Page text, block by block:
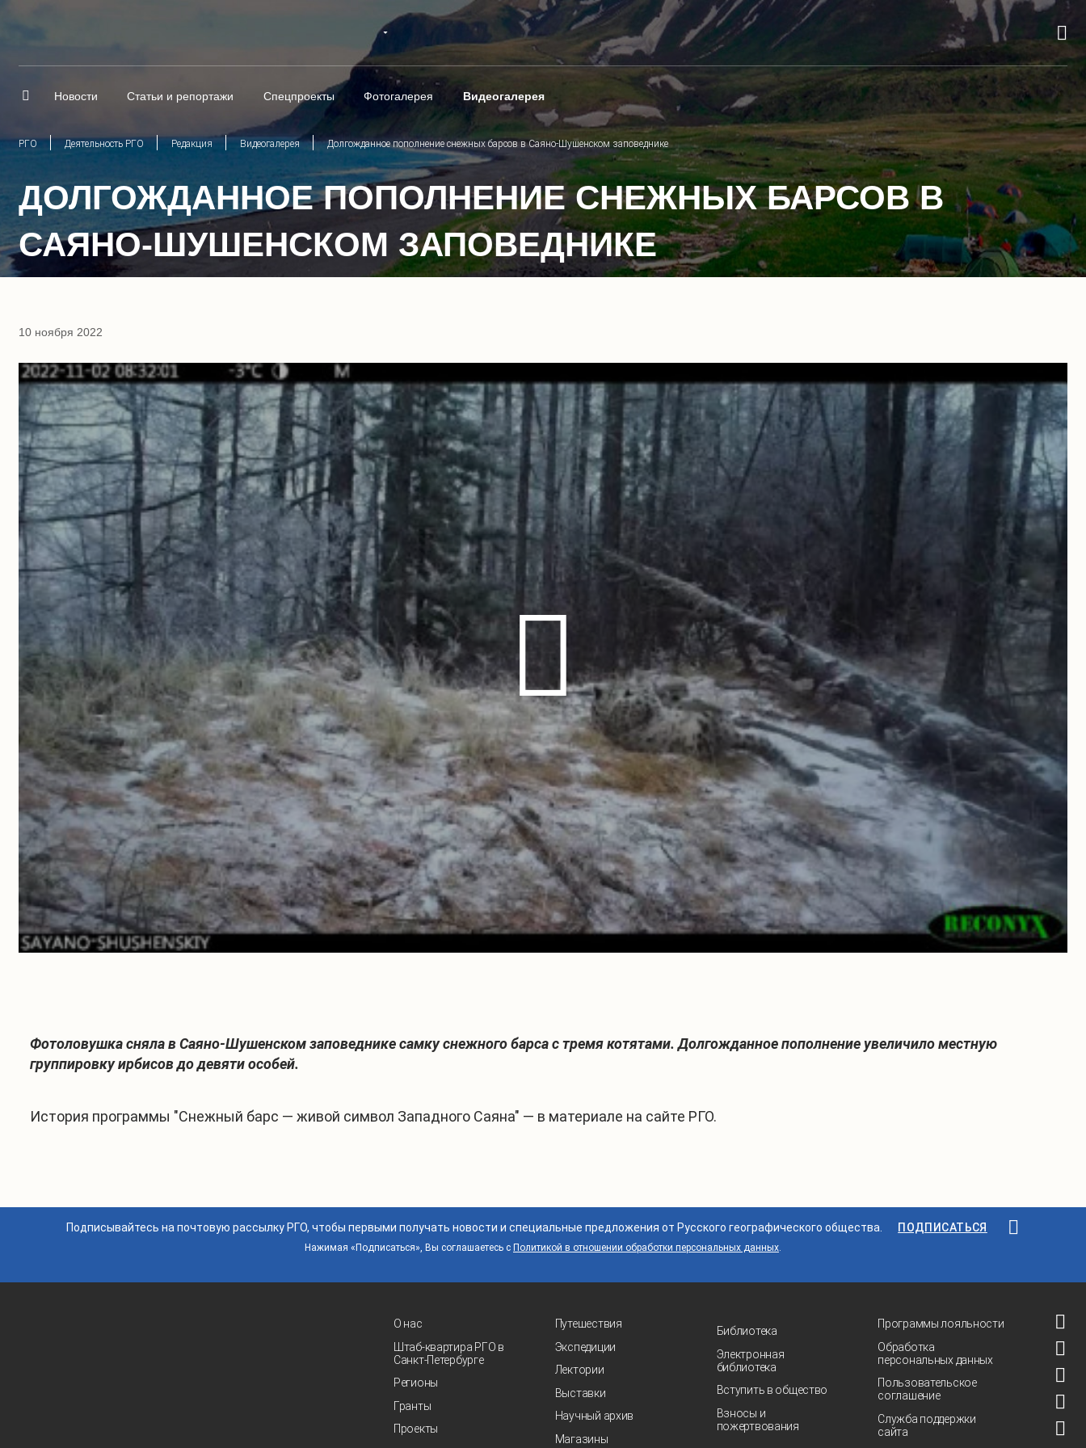
Новости Статьи и репортажи Спецпроекты Фотогалерея Видеогалерея
РГО Деятельность РГО Редакция Видеогалерея Долгожданное пополнение снежных барсов в Саяно-Шушенском заповеднике
ДОЛГОЖДАННОЕ ПОПОЛНЕНИЕ СНЕЖНЫХ БАРСОВ В
САЯНО-ШУШЕНСКОМ ЗАПОВЕДНИКЕ
10 ноября 2022
Фотоловушка сняла в Саяно-Шушенском заповеднике самку снежного барса с тремя котятами. Долгожданное пополнение увеличило местную
группировку ирбисов до девяти особей.
История программы "Снежный барс — живой символ Западного Саяна" — в материале на сайте РГО.
Подписывайтесь на почтовую рассылку РГО, чтобы первыми получать новости и специальные предложения от Русского географического общества. ПОДПИСАТЬСЯ
Нажимая «Подписаться», Вы соглашаетесь с Политикой в отношении обработки персональных данных.
О нас
Штаб-квартира РГО в
Санкт‑Петербурге
Регионы
Гранты
Проекты
Путешествия
Экспедиции
Лектории
Выставки
Научный архив
Магазины
Библиотека
Электронная
библиотека
Вступить в общество
Взносы и
пожертвования
Программы лояльности
Обработка
персональных данных
Пользовательское
соглашение
Служба поддержки
сайта